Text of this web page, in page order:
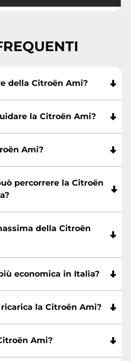
della Citroën Ami?
la Citroën Ami?
Ami?
percorrere la Citroën
della Citroën
economica in Italia?
la Citroën Ami?
Ami?